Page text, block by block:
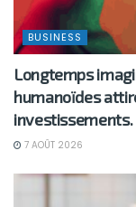
BUSINESS
Longtemps
humanoïdes
investissements.
7 AOÛT 2026